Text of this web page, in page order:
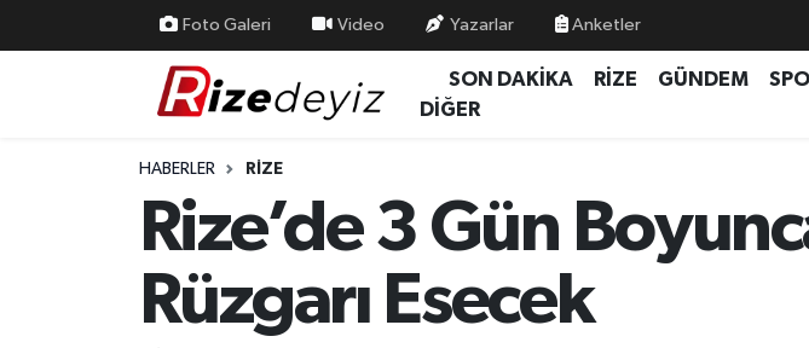
Foto Galeri Video Yazarlar Anketler
SON DAKİKA RİZE GÜNDEM
DİĞER
HABERLER RIZE
Rize’de 3 Gün
Rüzgarı Esecek
Yurttan Haberler
Ekonomi
Rize Nöbetçi Eczaneler
Rize Trafik Yoğunluk Haritası
Süper Lig Puan Durumu ve Fikstür